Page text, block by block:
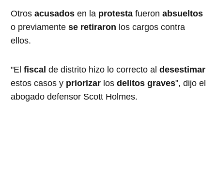
Otros ​​acusados ​​en la protesta fueronabsueltos
o previamentese retiraron los cargos contra
ellos.
"Elfiscal de distrito hizo lo correcto aldesestimar
estos casos y priorizar losdelitos graves", dijo el
abogado defensor Scott Holmes.